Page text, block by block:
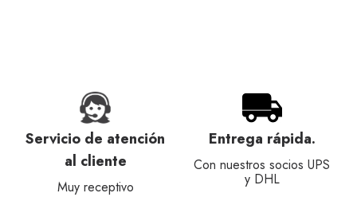
Servicio de atención
al cliente
Muy receptivo
Entrega rápida.
Con nuestros socios UPS
y DHL